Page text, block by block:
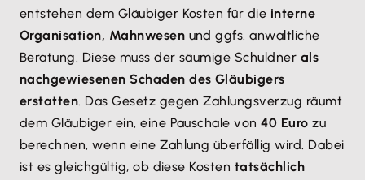
entstehen dem Gläubiger Kosten für die interne
Organisation, Mahnwesen und ggfs. anwaltliche
Beratung. Diese muss der säumige Schuldner als
nachgewiesenen Schaden des Gläubigers
erstatten. Das Gesetz gegen Zahlungsverzug räumt
dem Gläubiger ein, eine Pauschale von40 Euro zu
berechnen, wenn eine Zahlung überfällig wird. Dabei
ist es gleichgültig, ob diese Kosten tatsächlich